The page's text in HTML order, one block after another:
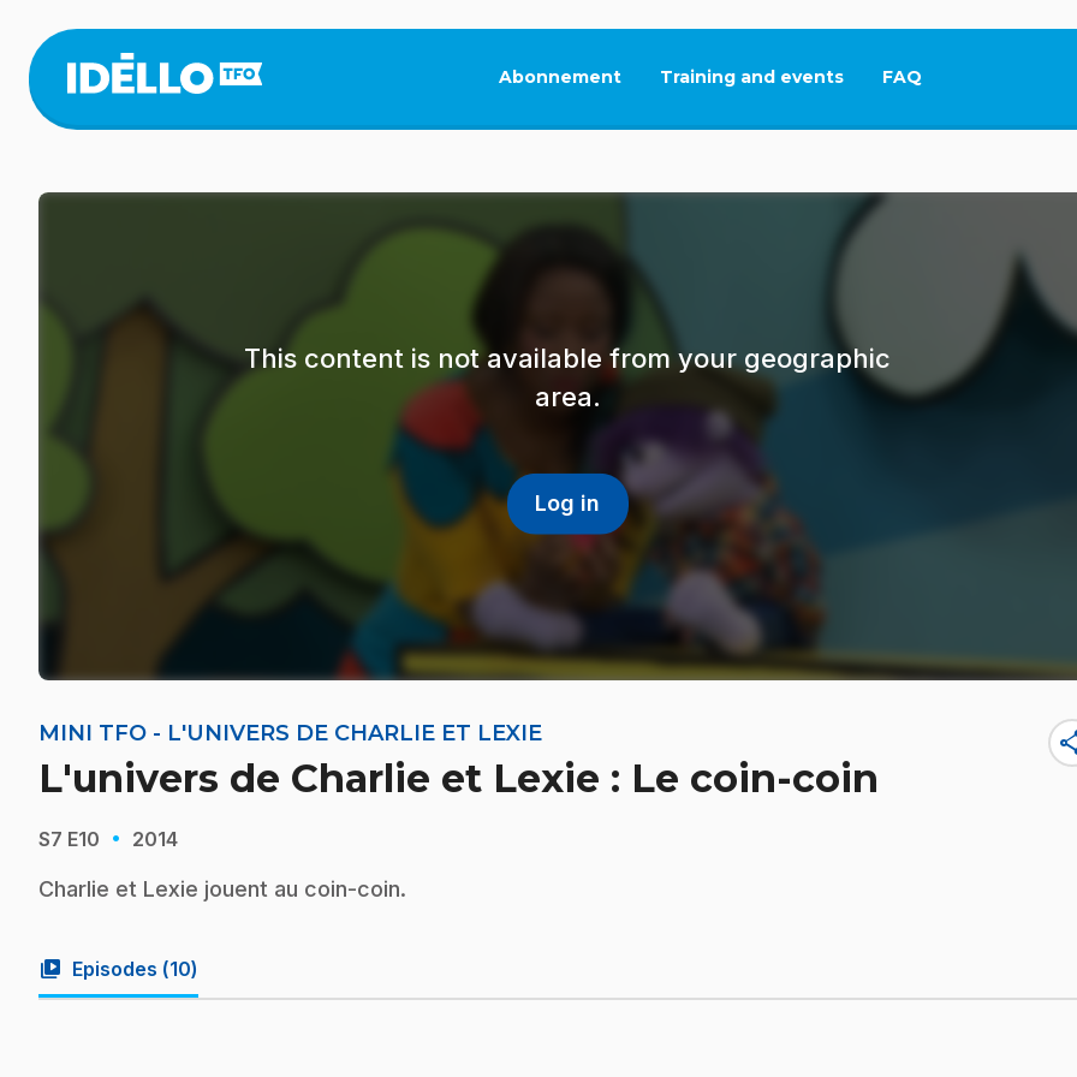
main
content
Abonnement Training and events FAQ
This link will open in
This content is not available from your geographic
area.
Log in
MINI TFO - L'UNIVERS DE CHARLIE ET LEXIE
L'univers de Charlie et Lexie : Le coin-coin
S7 E10 · 2014
Charlie et Lexie jouent au coin-coin.
video_library Episodes (10)